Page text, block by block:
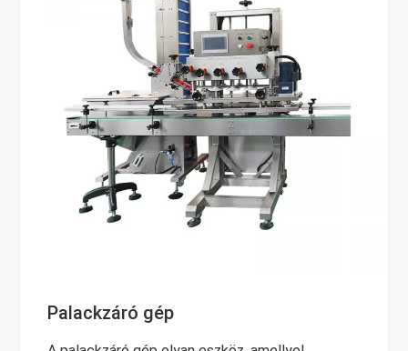
Palackzáró gép